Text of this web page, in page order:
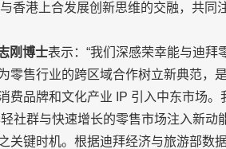
香港上合发展创新思维的交融，共同
刚博士表示：“我们深感荣幸能与迪拜
零售行业的跨区域合作树立新典范，
费品牌和文化产业 IP 引入中东市场。
社群与快速增长的零售市场注入新动
关键时机。根据迪拜经济与旅游部数